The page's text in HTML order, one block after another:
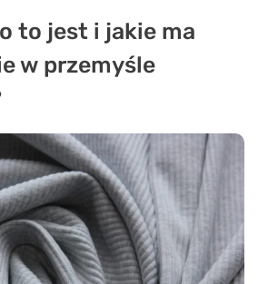
to jest i jakie ma
w przemyśle